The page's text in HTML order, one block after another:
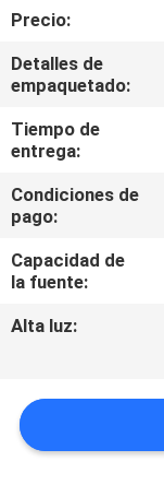
ÉNTRENOS
EN
CONTACTO
CON
PIDA
UNA
NEWS
Precio:
Detalles de
empaquetado:
Tiempo de
entrega:
Condiciones de
pago:
Capacidad de
la fuente:
Alta luz: